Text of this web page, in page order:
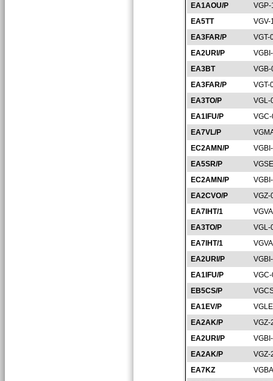
EA1AOU/P
EA5TT
VGV-
EA3FAR/P
VGT-
EA2URI/P
EA3BT
EA3FAR/P
VGT-
EA3TO/P
VGL-
EA1IFU/P
EA7VL/P
EC2AMN/P
EA5SR/P
EC2AMN/P
EA2CVO/P
VGZ-
EA7IHT/1
EA3TO/P
VGL-
EA7IHT/1
EA2URI/P
EA1IFU/P
EB5CS/P
EA1EV/P
EA2AK/P
VGZ-
EA2URI/P
EA2AK/P
VGZ-
EA7KZ